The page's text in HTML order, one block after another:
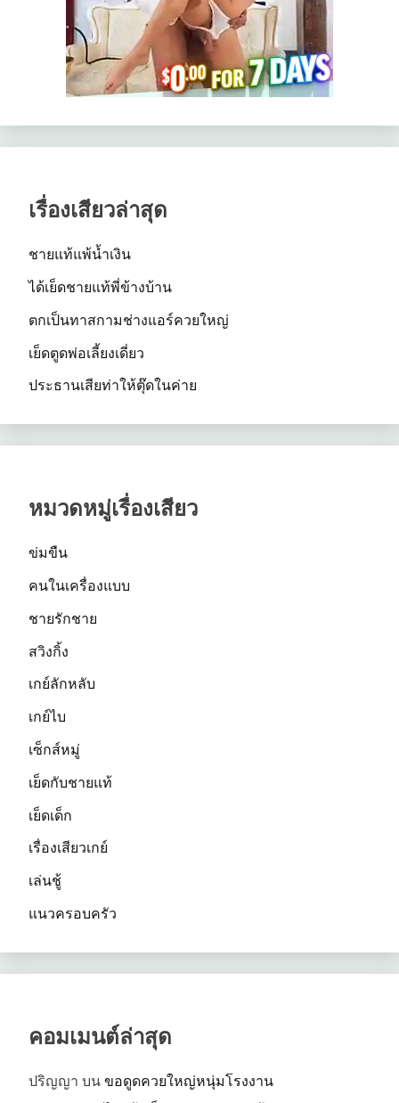
เรื่องเสียวล่าสุด
ชายแท้แพ้น้ำเงิน
ได้เย็ดชายแท้พี่ข้างบ้าน
ตกเป็นทาสกามช่างแอร์ควยใหญ่
เย็ดตูดพ่อเลี้ยงเดี่ยว
ประธานเสียท่าให้ตุ๊ดในค่าย
หมวดหมู่เรื่องเสียว
ข่มขืน
คนในเครื่องแบบ
ชายรักชาย
สวิงกิ้ง
เกย์ลักหลับ
เกย์ไบ
เซ็กส์หมู่
เย็ดกับชายแท้
เย็ดเด็ก
เรื่องเสียวเกย์
เล่นชู้
แนวครอบครัว
คอมเมนต์ล่าสุด
ปริญญา บน ขอดูดควยใหญ่หนุ่มโรงงาน